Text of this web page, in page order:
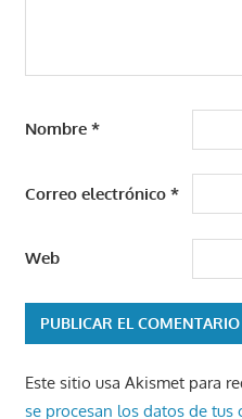
Nombre *
Correo electrónico *
Web
Este sitio usa Akismet para
se procesan los datos de tus